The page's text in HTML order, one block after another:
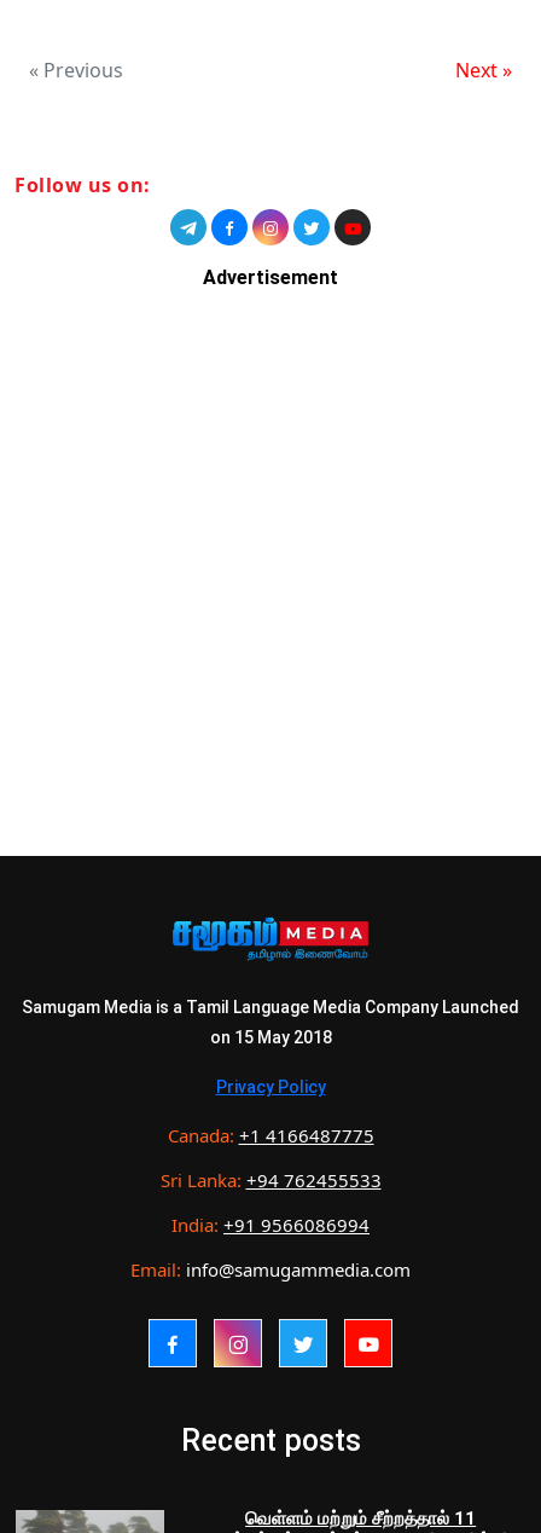
« Previous Next »
Follow us on:
Advertisement
Samugam Media is a Tamil Language Media Company Launched
on 15 May 2018
Privacy Policy
Canada: +1 4166487775
Sri Lanka: +94 762455533
India: +91 9566086994
Email: info@samugammedia.com
Recent posts
வெள்ளம் மற்றும் சீற்றத்தால் 11